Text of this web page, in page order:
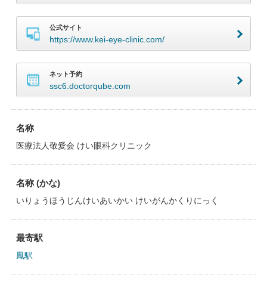
公式サイト
https://www.kei-eye-clinic.com/
ネット予約
ssc6.doctorqube.com
名称
医療法人敬愛会 けい眼科クリニック
名称 (かな)
いりょうほうじんけいあいかい けいがんかくりにっく
最寄駅
鳳駅